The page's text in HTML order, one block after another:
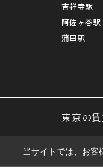
吉祥寺駅
阿佐ヶ谷駅
蒲田駅
東京の
当サイトでは、お客